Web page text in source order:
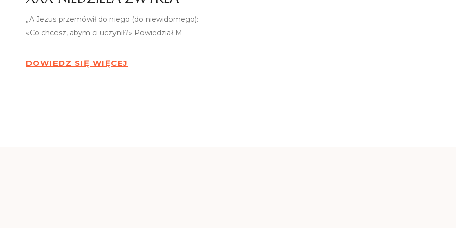
„A Jezus przemówił do niego (do niewidomego):
«Co chcesz, abym ci uczynił?» Powiedział M
DOWIEDZ SIĘ WIĘCEJ